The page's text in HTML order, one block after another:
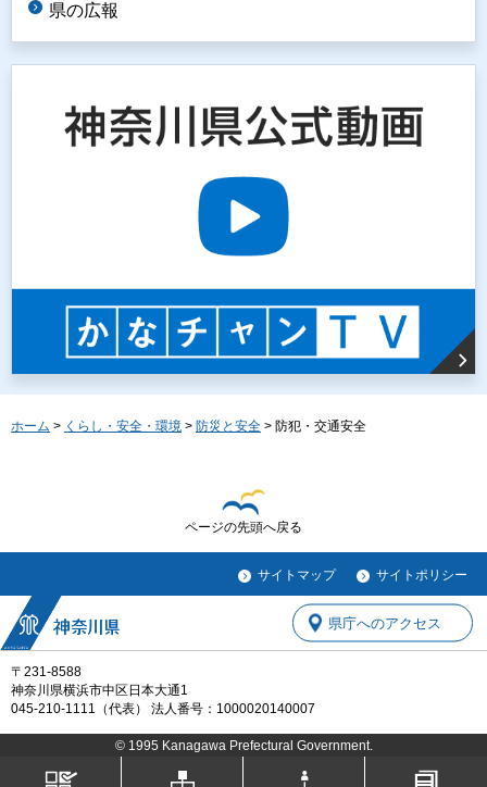
県の広報
ホーム > くらし・安全・環境 > 防災と安全 > 防犯・交通安全
ページの先頭へ戻る
サイトマップ サイトポリシー
〒231-8588
神奈川県横浜市中区日本大通1
045-210-1111（代表） 法人番号：1000020140007
県庁へのアクセス
© 1995 Kanagawa Prefectural Government.